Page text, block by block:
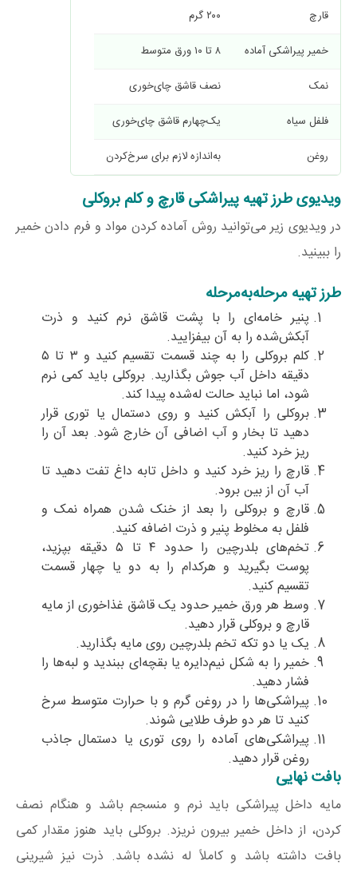
قارچ
۲۰۰ گرم
خمیر پیراشکی آماده
۸ تا ۱۰ ورق متوسط
نمک
نصف قاشق چای‌خوری
فلفل سیاه
یک‌چهارم قاشق چای‌خوری
روغن
به‌اندازه لازم برای سرخ‌کردن
ویدیوی طرز تهیه پیراشکی قارچ و کلم بروکلی
در ویدیوی زیر می‌توانید روش آماده کردن مواد و فرم دادن خمیر
را ببینید.
طرز تهیه مرحله‌به‌مرحله
پنیر خامه‌ای را با پشت قاشق نرم کنید و ذرت
آبکش‌شده را به آن بیفزایید.
کلم بروکلی را به چند قسمت تقسیم کنید و ۳ تا ۵
دقیقه داخل آب جوش بگذارید. بروکلی باید کمی نرم
شود، اما نباید حالت له‌شده پیدا کند.
بروکلی را آبکش کنید و روی دستمال یا توری قرار
دهید تا بخار و آب اضافی آن خارج شود. بعد آن را
ریز خرد کنید.
قارچ را ریز خرد کنید و داخل تابه داغ تفت دهید تا
آب آن از بین برود.
قارچ و بروکلی را بعد از خنک شدن همراه نمک و
فلفل به مخلوط پنیر و ذرت اضافه کنید.
تخم‌های بلدرچین را حدود ۴ تا ۵ دقیقه بپزید،
پوست بگیرید و هرکدام را به دو یا چهار قسمت
تقسیم کنید.
وسط هر ورق خمیر حدود یک قاشق غذاخوری از مایه
قارچ و بروکلی قرار دهید.
یک یا دو تکه تخم بلدرچین روی مایه بگذارید.
خمیر را به شکل نیم‌دایره یا بقچه‌ای ببندید و لبه‌ها را
فشار دهید.
پیراشکی‌ها را در روغن گرم و با حرارت متوسط سرخ
کنید تا هر دو طرف طلایی شوند.
پیراشکی‌های آماده را روی توری یا دستمال جاذب
روغن قرار دهید.
بافت نهایی
مایه داخل پیراشکی باید نرم و منسجم باشد و هنگام نصف
کردن، از داخل خمیر بیرون نریزد. بروکلی باید هنوز مقدار کمی
بافت داشته باشد و کاملاً له نشده باشد. ذرت نیز شیرینی